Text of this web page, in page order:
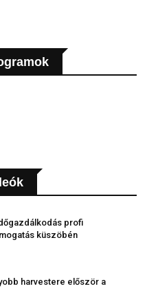
profi
küszöbén
harvestere először a